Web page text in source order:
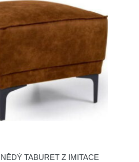
TABURET Z IMITACE